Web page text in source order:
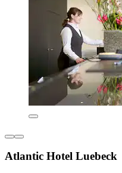
Atlantic Hotel Luebeck